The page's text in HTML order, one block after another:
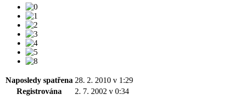
Naposledy spatřena 28. 2. 2010 v 1:29
Registrována
2. 7. 2002 v 0:34